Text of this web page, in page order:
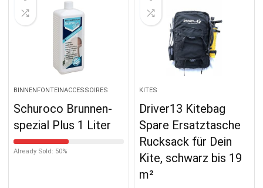
BINNENFONTEINACCESSOIRES
Schuroco Brunnen-
spezial Plus 1 Liter
Already Sold: 50%
KITES
Driver13 Kitebag
Spare Ersatztasche
Rucksack für Dein
Kite, schwarz bis 19
m²